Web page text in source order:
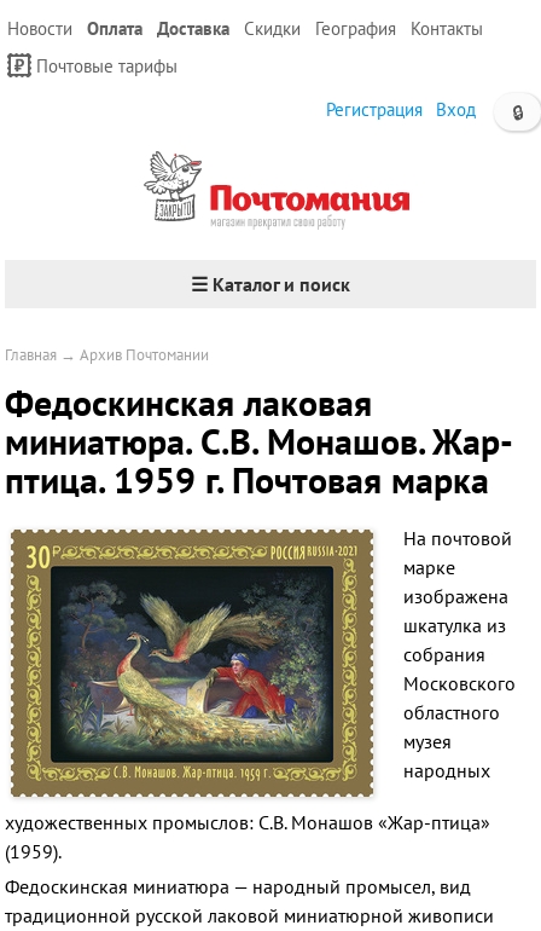
Новости Оплата Доставка Скидки География
Контакты
Почтовые тарифы
🔒
Регистрация Вход
☰ Каталог и поиск
Главная →Архив Почтомании
Федоскинская лаковая
миниатюра. С.В. Монашов. Жар-
птица. 1959 г. Почтовая марка
На почтовой
марке
изображена
шкатулка из
собрания
Московского
областного
музея
народных
художественных промыслов: С.В. Монашов «Жар-птица»
(1959).
Федоскинская миниатюра — народный промысел, вид
традиционной русской лаковой миниатюрной живописи